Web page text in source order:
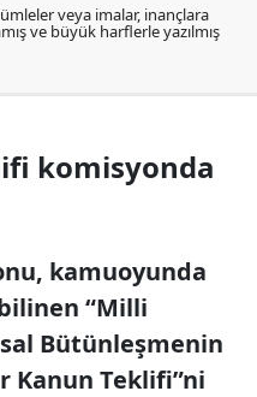
veya imalar, inançlara
ve büyük harflerle yazılmış
komisyonda
kamuoyunda
“Milli
Bütünleşmenin
Kanun Teklifi”ni